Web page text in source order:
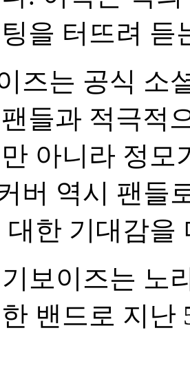
을 터뜨려 듣
즈는 공식 소
들과 적극적
아니라 정모
버 역시 팬들
대한 기대감을
보이즈는 노
밴드로 지난